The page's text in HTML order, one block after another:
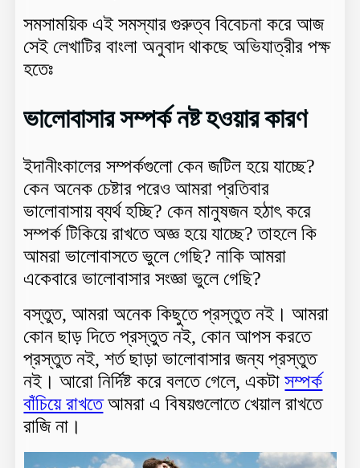
সমসাময়িক এই সমস্যার গুরুত্ব বিবেচনা করে আজ
সেই লেখাটির বাংলা অনুবাদ থাকছে অভিযাত্রীর পক্ষ
হতেঃ
ভালোবাসার সম্পর্ক নষ্ট হওয়ার কারণ
ইদানীংকালের সম্পর্কগুলো কেন জটিল হয়ে যাচ্ছে?
কেন অনেক চেষ্টার পরেও আমরা প্রতিবার
ভালোবাসায় ব্যর্থ হচ্ছি? কেন মানুষজন হঠাৎ করে
সম্পর্ক টিকিয়ে রাখতে অজ্ঞ হয়ে যাচ্ছে? তাহলে কি
আমরা ভালোবাসতে ভুলে গেছি? নাকি আমরা
একেবারে ভালোবাসার সংজ্ঞা ভুলে গেছি?
বস্তুত, আমরা অনেক কিছুতে প্রস্তুত নই। আমরা
কোন ছাড় দিতে প্রস্তুত নই, কোন আপস করতে
প্রস্তুত নই, শর্ত ছাড়া ভালোবাসার জন্য প্রস্তুত
নই। আরো নির্দিষ্ট করে বলতে গেলে, একটাসম্পর্ক
বাঁচিয়ে রাখতেআমরা এ বিষয়গুলোতে খেয়াল রাখতে
রাজি না।